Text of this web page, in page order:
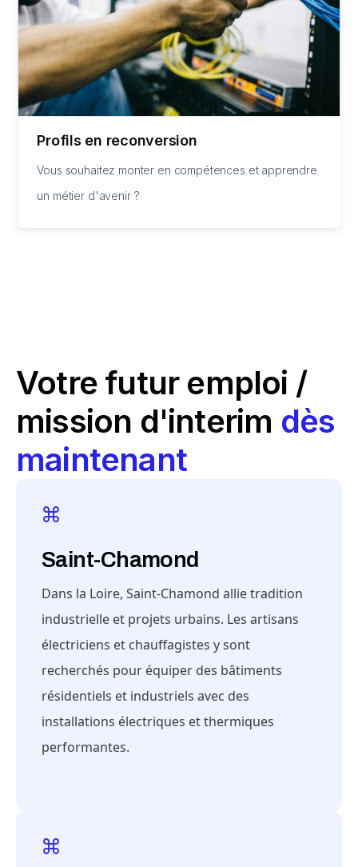
Profils en reconversion
Vous souhaitez monter en compétences et apprendre
un métier d'avenir ?
Votre futur emploi /
mission d'interim dès
maintenant
Saint-Chamond
Dans la Loire, Saint-Chamond allie tradition
industrielle et projets urbains. Les artisans
électriciens et chauffagistes y sont
recherchés pour équiper des bâtiments
résidentiels et industriels avec des
installations électriques et thermiques
performantes.